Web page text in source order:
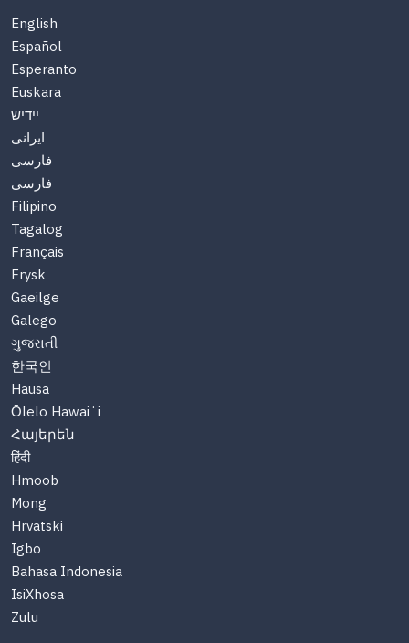
English
Español
Esperanto
Euskara
יידיש
ایرانی
فارسی
فارسی
Filipino
Tagalog
Français
Frysk
Gaeilge
Galego
ગુજરાતી
한국인
Hausa
Ōlelo Hawaiʻi
Հայերեն
हिंदी
Hmoob
Mong
Hrvatski
Igbo
Bahasa Indonesia
IsiXhosa
Zulu